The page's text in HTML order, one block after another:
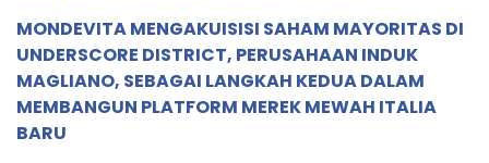
MONDEVITA MENGAKUISISI SAHAM MAYORITAS DI
UNDERSCORE DISTRICT, PERUSAHAAN INDUK
MAGLIANO, SEBAGAI LANGKAH KEDUA DALAM
MEMBANGUN PLATFORM MEREK MEWAH ITALIA
BARU